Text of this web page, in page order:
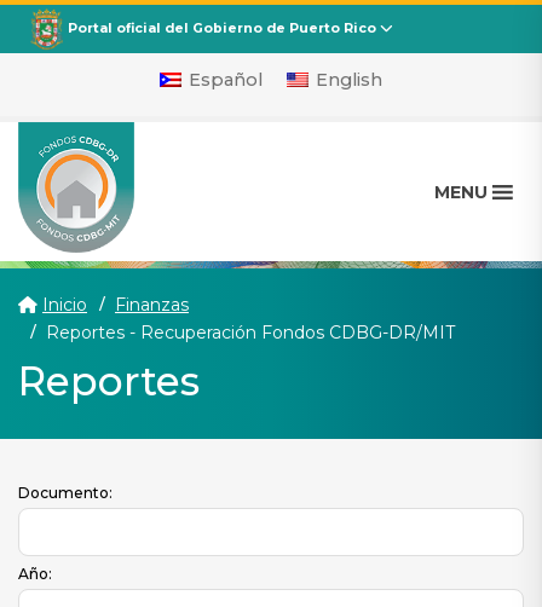
CDBG
Departamento de la Vivienda
Portal oficial del Gobierno de Puerto Rico
Español English
MENU
Inicio
Finanzas
Reportes - Recuperación Fondos CDBG-DR/MIT(current)
Reportes
Documento:
Año: